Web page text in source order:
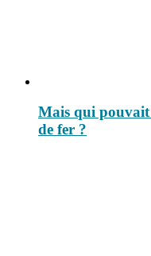
Mais qui pouvait
de fer ?